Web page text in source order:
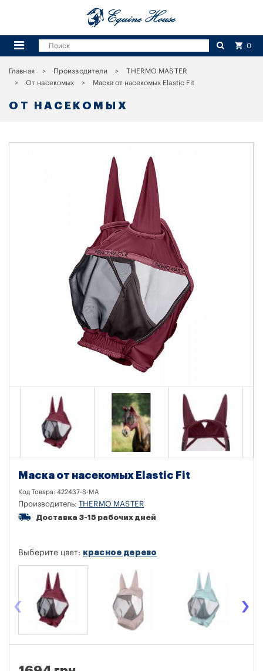
0
Главная Производители
THERMO MASTER
От насекомых
Маска от насекомых Elastic Fit
ОТ НАСЕКОМЫХ
Маска от насекомых Elastic Fit
Код Товара: 422437-S-MA
Производитель: THERMO MASTER
Доставка 3-15 рабочих дней
Выберите цвет: красное дерево
‹ ›